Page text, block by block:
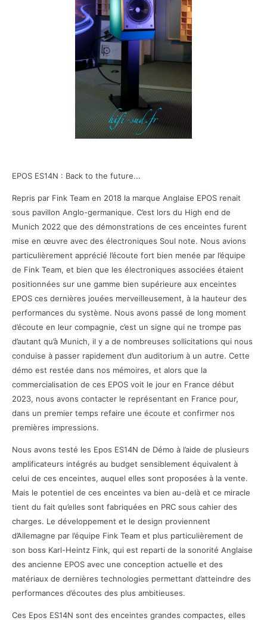
EPOS ES14N : Back to the future...
Repris par Fink Team en 2018 la marque Anglaise EPOS renait
sous pavillon Anglo-germanique. C’est lors du High end de
Munich 2022 que des démonstrations de ces enceintes furent
mise en œuvre avec des électroniques Soul note. Nous avions
particulièrement apprécié l’écoute fort bien menée par l’équipe
de Fink Team, et bien que les électroniques associées étaient
positionnées sur une gamme bien supérieure aux enceintes
EPOS ces dernières jouées merveilleusement, à la hauteur des
performances du système. Nous avons passé de long moment
d’écoute en leur compagnie, c’est un signe qui ne trompe pas
d’autant qu’à Munich, il y a de nombreuses sollicitations qui nous
conduise à passer rapidement d’un auditorium à un autre. Cette
démo est restée dans nos mémoires, et alors que la
commercialisation de ces EPOS voit le jour en France début
2023, nous avons contacter le représentant en France pour,
dans un premier temps refaire une écoute et confirmer nos
premières impressions.
Nous avons testé les Epos ES14N de Démo à l’aide de plusieurs
amplificateurs intégrés au budget sensiblement équivalent à
celui de ces enceintes, auquel elles sont proposées à la vente.
Mais le potentiel de ces enceintes va bien au-delà et ce miracle
tient du fait qu’elles sont fabriquées en PRC sous cahier des
charges. Le développement et le design proviennent
d’Allemagne par l’équipe Fink Team et plus particulièrement de
son boss Karl-Heintz Fink, qui est reparti de la sonorité Anglaise
des ancienne EPOS avec une conception actuelle et des
matériaux de dernières technologies permettant d’atteindre des
performances d’écoutes des plus ambitieuses.
Ces Epos ES14N sont des enceintes grandes compactes, elles